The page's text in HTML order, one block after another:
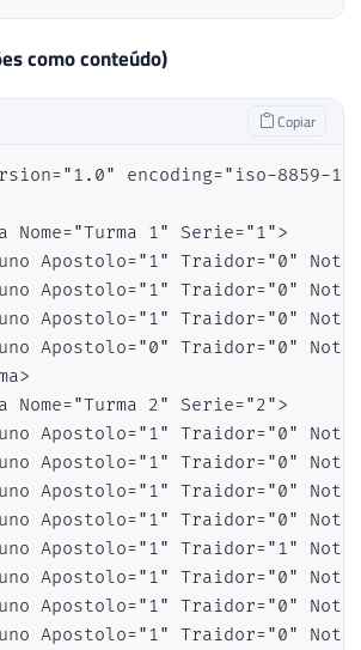
como conteúdo)
Copiar
encoding="iso-8859-
Nome="Turma 1" Serie="1">
Apostolo="1" Traidor="0"
Nome="Turma 2" Serie="2">
Apostolo="1" Traidor="0"